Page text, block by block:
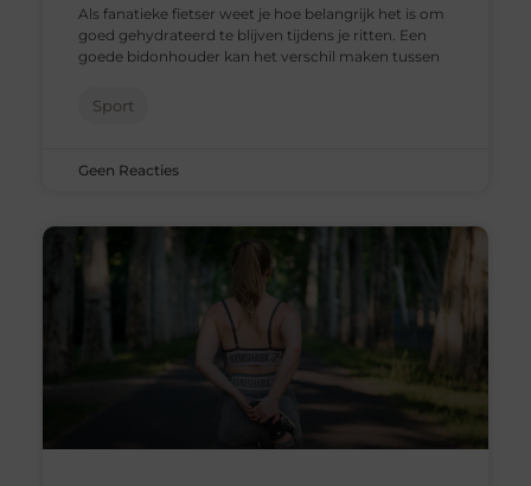
Als fanatieke fietser weet je hoe belangrijk het is om
goed gehydrateerd te blijven tijdens je ritten. Een
goede bidonhouder kan het verschil maken tussen
Sport
Geen Reacties